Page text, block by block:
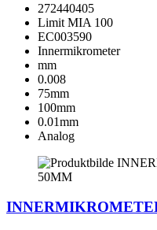
272440405
Limit MIA 100
EC003590
Innermikrometer
mm
0.008
75mm
100mm
0.01mm
Analog